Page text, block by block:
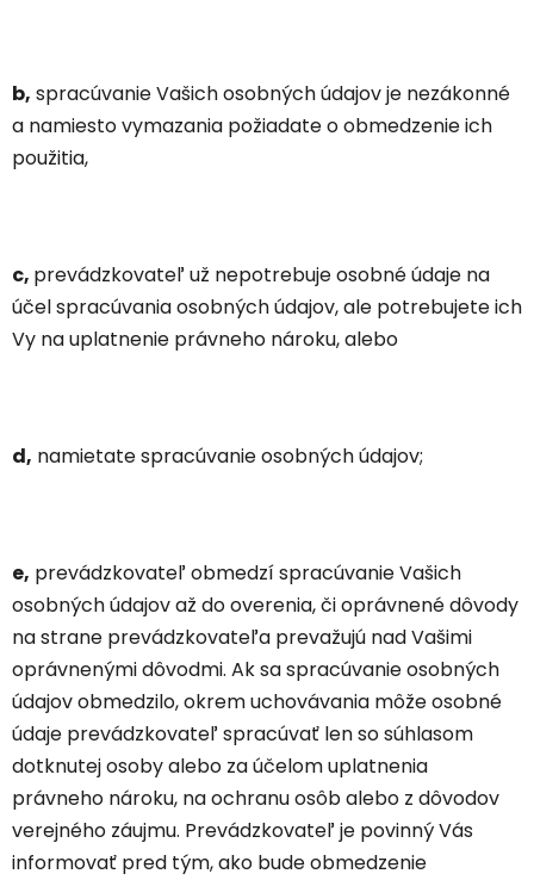
b, spracúvanie Vašich osobných údajov je nezákonné
a namiesto vymazania požiadate o obmedzenie ich
použitia,
c, prevádzkovateľ už nepotrebuje osobné údaje na
účel spracúvania osobných údajov, ale potrebujete ich
Vy na uplatnenie právneho nároku, alebo
d, namietate spracúvanie osobných údajov;
e, prevádzkovateľ obmedzí spracúvanie Vašich
osobných údajov až do overenia, či oprávnené dôvody
na strane prevádzkovateľa prevažujú nad Vašimi
oprávnenými dôvodmi. Ak sa spracúvanie osobných
údajov obmedzilo, okrem uchovávania môže osobné
údaje prevádzkovateľ spracúvať len so súhlasom
dotknutej osoby alebo za účelom uplatnenia
právneho nároku, na ochranu osôb alebo z dôvodov
verejného záujmu. Prevádzkovateľ je povinný Vás
informovať pred tým, ako bude obmedzenie